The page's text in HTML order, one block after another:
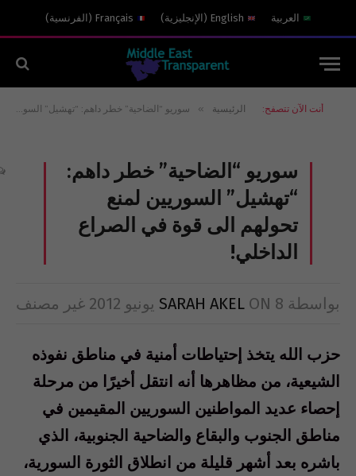
العربية English
( الإنجليزية)
Français
( الفرنسية)
أنت الآن تتصفح: الرئيسية » سوريو “الضاحية” خطر داهم: “تهشيل” السوريين لمنع تحولهم الى قوة في الصراع الداخلي!
سوريو “الضاحية” خطر داهم:
“تهشيل” السوريين لمنع
تحولهم الى قوة في الصراع
الداخلي!
بواسطة SARAH AKEL ON 8 يونيو 2012 غير مصنف
حزب الله يتخذ إحتياطات أمنية في مناطق نفوذه
الشيعية، من مظاهرها أنه انتقل أخيرًا من مرحلة
إحصاء عديد المواطنين السوريين المقيمين في
مناطق الجنوب والبقاع والضاحية الجنوبية، الذي
باشره بعد أشهر قليلة من انطلاق الثورة السورية،